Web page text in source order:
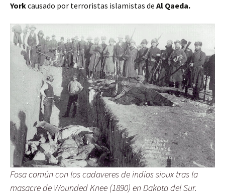
Yorkcausado por terroristas islamistas de Al Qaeda.
Fosa común con los cadaveres de indios sioux tras la
masacre de Wounded Knee (1890) en Dakota del Sur.